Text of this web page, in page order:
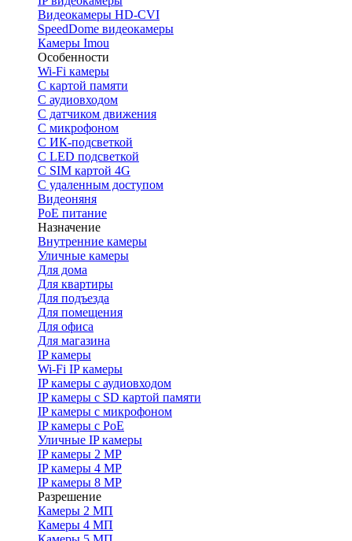
Видеокамеры HD-CVI
SpeedDome видеокамеры
Камеры Imou
Особенности
Wi-Fi камеры
С картой памяти
С аудиовходом
С датчиком движения
С микрофоном
С ИК-подсветкой
С LED подсветкой
C SIM картой 4G
C удаленным доступом
Видеоняня
PoE питание
Назначение
Внутренние камеры
Уличные камеры
Для дома
Для квартиры
Для подъезда
Для помещения
Для офиса
Для магазина
IP камеры
Wi-Fi IP камеры
IP камеры с аудиовходом
IP камеры с SD картой памяти
IP камеры с микрофоном
IP камеры с PoE
Уличные IP камеры
IP камеры 2 MP
IP камеры 4 MP
IP камеры 8 MP
Разрешение
Камеры 2 МП
Камеры 4 МП